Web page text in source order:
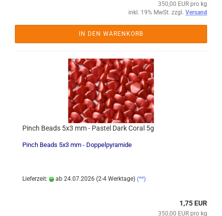
350,00 EUR pro kg
inkl. 19% MwSt. zzgl. Versand
IN DEN WARENKORB
Pinch Beads 5x3 mm - Pastel Dark Coral 5g
Pinch Beads 5x3 mm - Doppelpyramide
Lieferzeit: ab 24.07.2026 (2-4 Werktage) (**)
1,75 EUR
350,00 EUR pro kg